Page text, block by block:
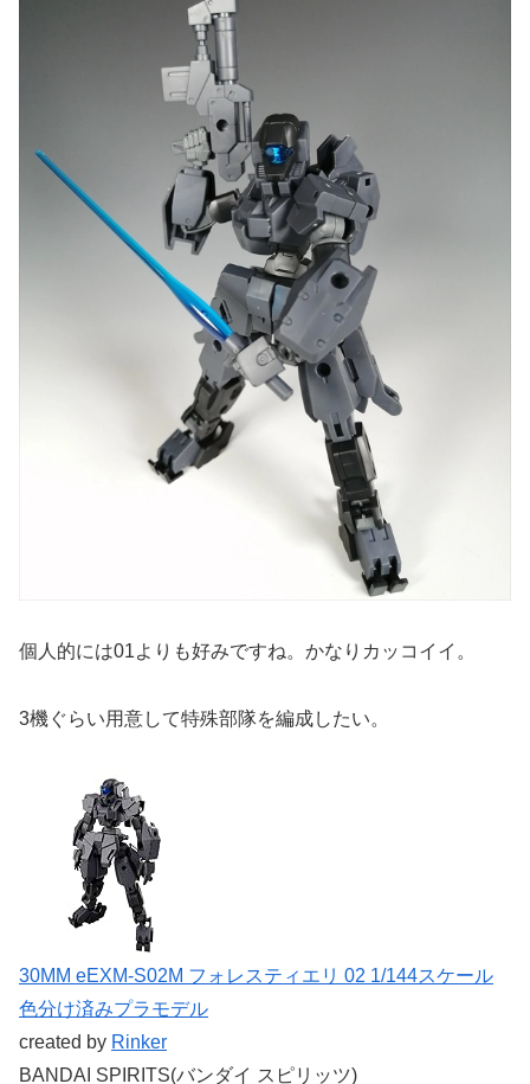
個人的には01よりも好みですね。かなりカッコイイ。
3機ぐらい用意して特殊部隊を編成したい。
30MM eEXM-S02M フォレスティエリ 02 1/144スケール
色分け済みプラモデル
created by Rinker
BANDAI SPIRITS(バンダイ スピリッツ)